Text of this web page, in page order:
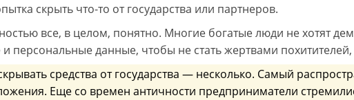
скрыть что-то от государства или партнеров.
все, в целом, понятно. Многие богатые люди не хотят
и персональные данные, чтобы не стать жертвами
средства от государства — несколько. Самый
Еще со времен античности предприниматели